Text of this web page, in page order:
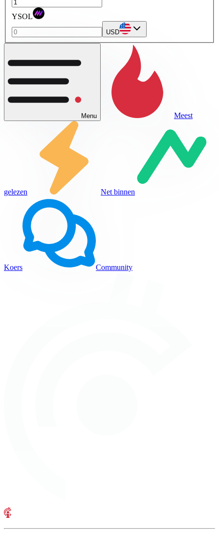
YSOL
USD
Menu Meest
gelezen Net binnen
Koers Community